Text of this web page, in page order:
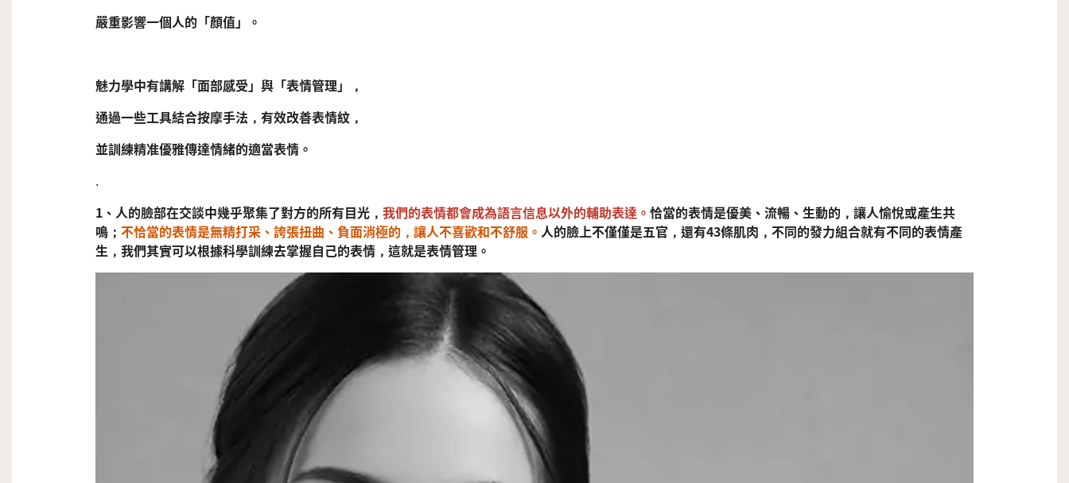
嚴重影響一個人的「顏值」 。
魅力學中有講解「面部感受」與「表情管理」，
通過一些工具結合按摩手法，有效改善表情紋，
並訓練精准優雅傳達情緒的適當表情。
.
1、 人的臉部在交談中幾乎聚集了對方的所有目光， 我們的表情都會成為語言信息以外的輔助表達。 恰當的表情是優美、流暢、生動的，讓人愉悅或產生共
鳴； 不恰當的表情是無精打采、誇張扭曲、負面消極的，讓人不喜歡和不舒服。 人的臉上不僅僅是五官，還有43條肌肉，不同的發力組合就有不同的表情產
生，我們其實可以根據科學訓練去掌握自己的表情，這就是表情管理。